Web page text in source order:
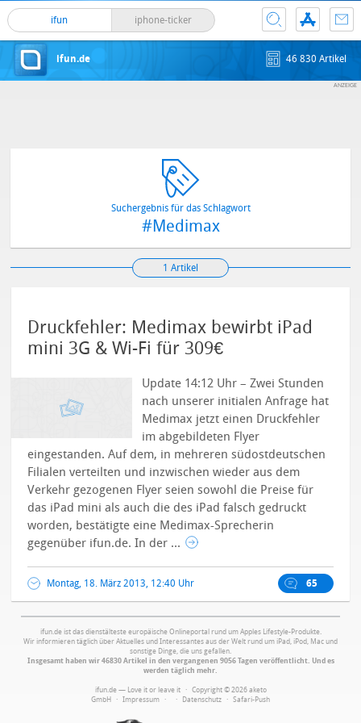
ifun iphone-ticker
ifun.de 46 830 Artikel
Suchergebnis für das Schlagwort
#Medimax
1 Artikel
Druckfehler: Medimax bewirbt iPad
mini 3G & Wi-Fi für 309€
Update 14:12 Uhr – Zwei Stunden
nach unserer initialen Anfrage hat
Medimax jetzt einen Druckfehler
im abgebildeten Flyer
eingestanden. Auf dem, in mehreren südostdeutschen
Filialen verteilten und inzwischen wieder aus dem
Verkehr gezogenen Flyer seien sowohl die Preise für
das iPad mini als auch die des iPad falsch gedruckt
worden, bestätigte eine Medimax-Sprecherin
gegenüber ifun.de. In der ...
Montag, 18. März 2013, 12:40 Uhr 65
ifun.de ist das dienstälteste europäische Onlineportal rund um Apples Lifestyle-Produkte.
Wir informieren täglich über Aktuelles und Interessantes aus der Welt rund um iPad, iPod, Mac und
sonstige Dinge, die uns gefallen.
Insgesamt haben wir 46830 Artikel in den vergangenen 9056 Tagen veröffentlicht. Und es
werden täglich mehr.
ifun.de — Love it or leave it · Copyright © 2026 aketo
GmbH · Impressum · · Datenschutz · Safari-Push